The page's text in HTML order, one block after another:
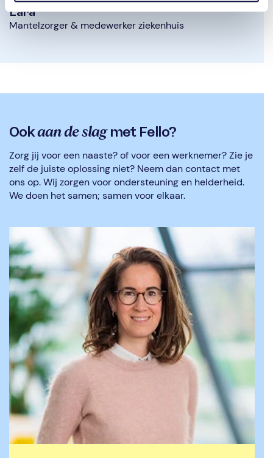
Lara
Mantelzorger & medewerker ziekenhuis
Ookaan de slagmet Fello?
Zorg jij voor een naaste? of voor een werknemer? Zie je
zelf de juiste oplossing niet? Neem dan contact met
ons op. Wij zorgen voor ondersteuning en helderheid.
We doen het samen; samen voor elkaar.